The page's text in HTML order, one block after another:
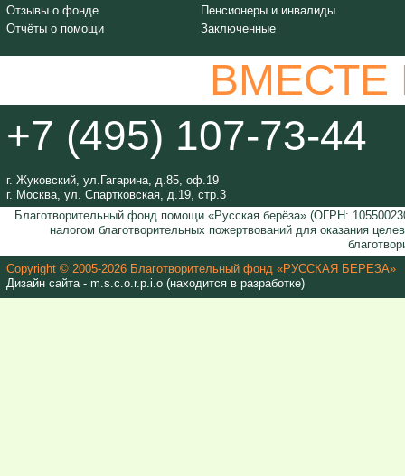
Отзывы о фонде
Отчёты о помощи
Пенсионеры и инвалиды
Заключенные
+7 (495) 107-73-44
г. Жуковский, ул.Гагарина, д.85, оф.19
г. Москва, ул. Спартковская, д.19, стр.3
Благотворительный фонд помощи «Русская берёза» (ОГРН:
налогом благотворительных пожертвований для оказания
Copyright © 2005-2026 Благотворительный фонд «РУССКАЯ БЕРЕЗА»
Дизайн сайта - m.s.c.o.r.p.i.o (находится в разработке)